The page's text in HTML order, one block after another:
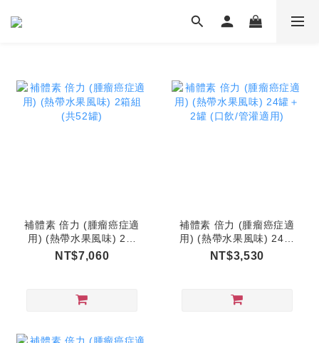
補體素 倍力 (腫瘤癌症適
用) (熱帶水果風味) 2箱
組 (共52罐)
NT$7,060
補體素 倍力 (腫瘤癌症適
用) (熱帶水果風味) 24罐
＋2罐 (口飲/管灌適用)
NT$3,530